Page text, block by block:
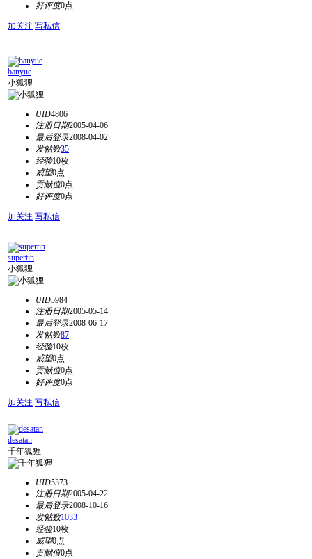
好评度0点
加关注 写私信
banyue
小狐狸
UID4806
注册日期2005-04-06
最后登录2008-04-02
发帖数35
经验10枚
威望0点
贡献值0点
好评度0点
加关注 写私信
supertin
小狐狸
UID5984
注册日期2005-05-14
最后登录2008-06-17
发帖数87
经验10枚
威望0点
贡献值0点
好评度0点
加关注 写私信
desatan
千年狐狸
UID5373
注册日期2005-04-22
最后登录2008-10-16
发帖数1033
经验10枚
威望0点
贡献值0点